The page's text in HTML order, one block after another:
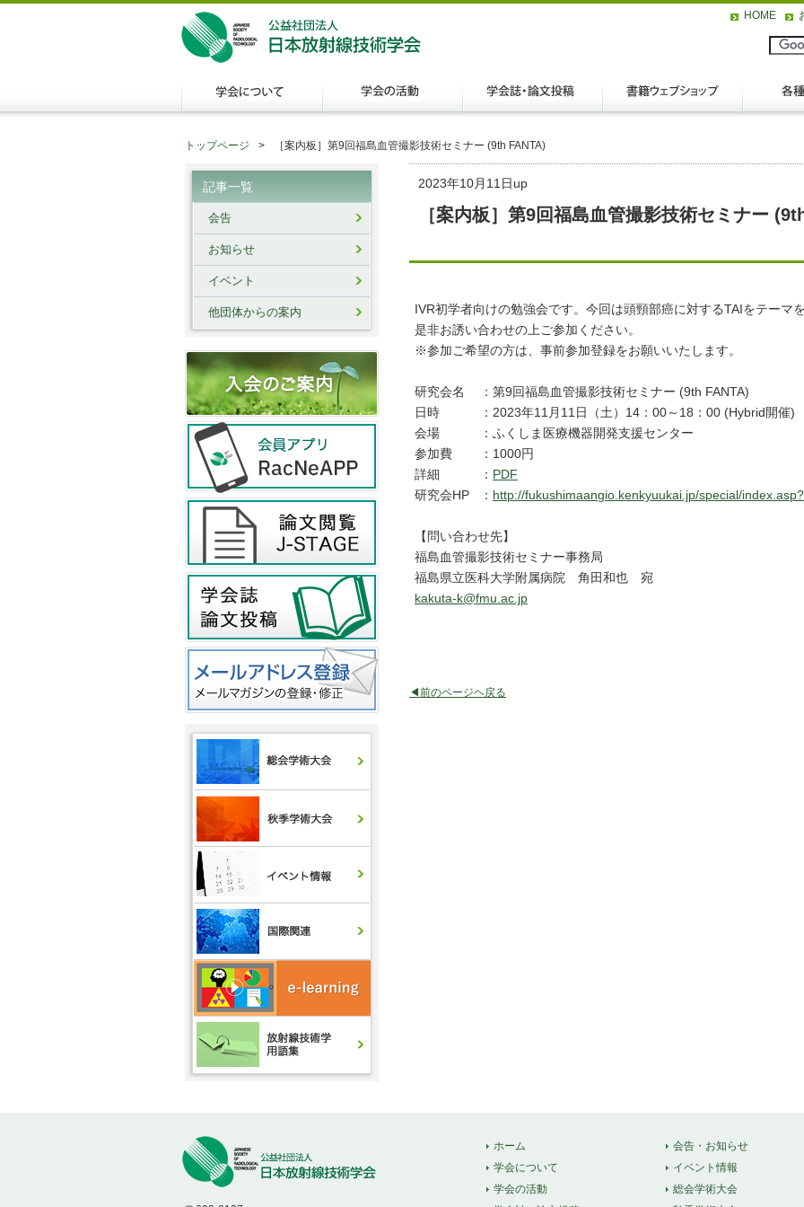
HOME
トップページ ［案内板］第9回福島血管撮影技術セミナー (9th FANTA)
2023年10月11日up
［案内板］第9回福島血管撮影技術セミナー
IVR初学者向けの勉強会です。今回は頭頸部癌に対するTAIをテーマ
是非お誘い合わせの上ご参加ください。
※参加ご希望の方は、事前参加登録をお願いいたします。
研究会名 ： 第9回福島血管撮影技術セミナー (9th FANTA)
日時
： 2023年11月11日（土）14：00～18：00 (Hybrid開催)
会場
： ふくしま医療機器開発支援センター
参加費
： 1000円
詳細
： PDF
研究会HP
： http://fukushimaangio.kenkyuukai.jp/special/
【問い合わせ先】
福島血管撮影技術セミナー事務局
福島県立医科大学附属病院 角田和也 宛
kakuta-k@fmu.ac.jp
◀前のページヘ戻る
記事一覧
会告
お知らせ
イベント
他団体からの案内
ホーム
学会について
学会の活動
会告・お知らせ
イベント情報
総会学術大会